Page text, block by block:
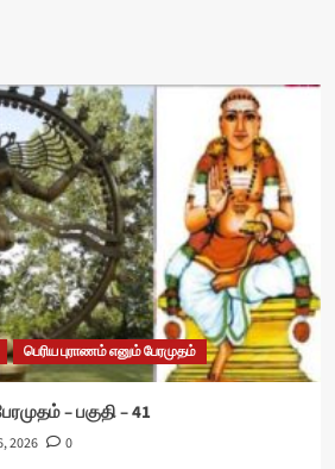
பெரிய புராணம் எனும் பேரமுதம்
– பகுதி – 41
2026 0